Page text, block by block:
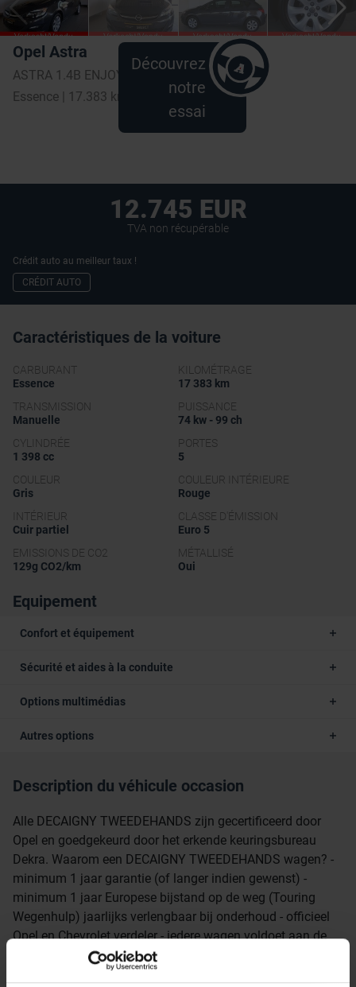
Opel Astra
Essence | 17.383 km
Découvrez
notre
essai
12.745 EUR
TVA non récupérable
Crédit auto au meilleur taux !
CRÉDIT AUTO
Caractéristiques de la voiture
CARBURANT
Essence
KILOMÉTRAGE
17 383 km
TRANSMISSION
Manuelle
PUISSANCE
74 kw - 99 ch
CYLINDRÉE
1 398 cc
PORTES
5
COULEUR
Gris
COULEUR INTÉRIEURE
Rouge
INTÉRIEUR
Cuir partiel
CLASSE D'ÉMISSION
Euro 5
EMISSIONS DE CO2
129g CO2/km
MÉTALLISÉ
Oui
Equipement
Confort et équipement
Sécurité et aides à la conduite
Options multimédias
Autres options
Description du véhicule occasion
Alle DECAIGNY TWEEDEHANDS zijn gecertificeerd door
Opel en goedgekeurd door het erkende keuringsbureau
Dekra. Waarom een DECAIGNY TWEEDEHANDS wagen? -
minimum 1 jaar garantie (of langer indien gewenst) -
minimum 1 jaar Europese bijstand op de weg (Touring
Wegenhulp) jaarlijks verlengbaar bij onderhoud - officieel
Opel en Chevrolet verdeler - iedere wagen voldoet aan de
strenge Opel Certified Used Cars normen - uitgebreide
testrit mogelijk om onze kwaliteit te ervaren - iedere wagen